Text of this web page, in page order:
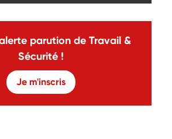
parution de Travail &
Sécurité !
Je m'inscris